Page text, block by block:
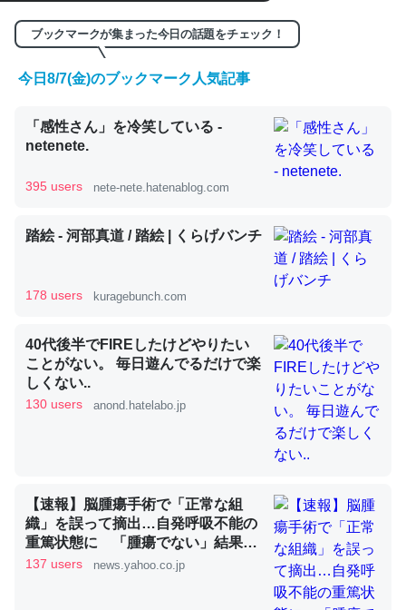
くらい。小説でいう「ずっと前の伏線」は回収されないけ
ど、短期記憶というには多い分量。進化すればするほど分
コオロギのカルシウム分はエビの600分の1程度。
─ニュース :: 【研究発表】昆虫学の大問題＝「昆虫はなぜ海にいな
いのか」に関する新仮説
論文では「淡水はカルシウムも酸素も不足してて両方に不
利だから両方が拮抗してるのでは」とあって面白い。海に
いる鋏角類（カブトガニ・ウミグモ）はカルシウムを使わ
ずキチンを強化してる筈だが、酵素が違うのか？
─ニュース :: 【研究発表】昆虫学の大問題＝「昆虫はなぜ海にいな
ブックマークが集まった今日の話題をチェック！
今日8/7(金)のブックマーク人気記事
「感性さん」を冷笑している -
netenete.
395 users nete-nete.hatenablog.com
踏絵 - 河部真道 / 踏絵 | くらげバンチ
178 users kuragebunch.com
40代後半でFIREしたけどやりたい
ことがない。 毎日遊んでるだけで楽
しくない..
130 users anond.hatelabo.jp
【速報】脳腫瘍手術で「正常な組
織」を誤って摘出…自発呼吸不能の
重篤状態に 「腫瘍でない」結果出
ても“勘違い”で摘出継続 通常の生
137 users news.yahoo.co.jp